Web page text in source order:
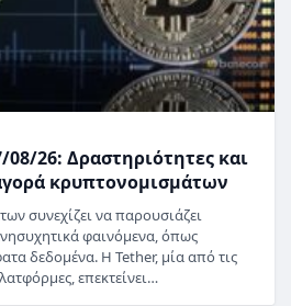
26: Δραστηριότητες και
κρυπτονομισμάτων
συνεχίζει να παρουσιάζει
φαινόμενα, όπως
δεδομένα. Η Tether, μία από τις
επεκτείνει…